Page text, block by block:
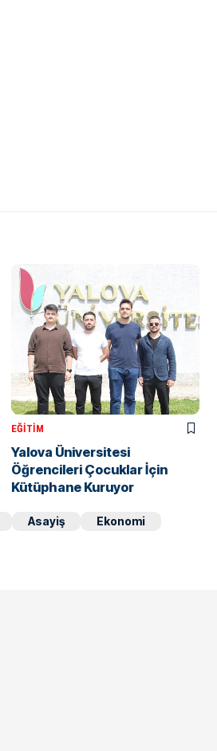
EĞITIM
Yalova Üniversitesi
Öğrencileri Çocuklar İçin
Kütüphane Kuruyor
Asayiş
Ekonomi